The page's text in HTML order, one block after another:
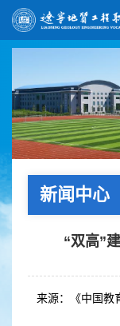
新闻中心
“双高”
来源：《中国教